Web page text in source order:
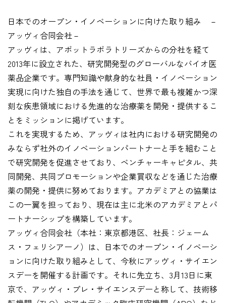
日本でのオープン・イノベーションに向けた取り組み －
アッヴィ合同会社－
アッヴィは、アボットラボラトリーズからの分社を経て
2013年に設立された、研究開発型のグローバルなバイオ医
薬品企業です。専門知識や献身的な社員・イノベーション
実現に向けた独自の手法を通じて、世界で最も複雑かつ深
刻な疾患領域における先進的な治療薬を開発・提供するこ
とをミッションに掲げています。
これを実現するため、アッヴィは社内における研究開発の
みならず社外のイノベーションパートナーと手を組むこと
で研究開発を促進させており、ベンチャーキャピタル、共
同開発、共同プロモーションや企業買収などを通じた治療
薬の開発・提供に努めております。アカデミアとの協業は
この一翼を担っており、現在は主に北米のアカデミアとパ
ートナーシップを構築しています。
アッヴィ合同会社（本社：東京都港区、社長：ジェーム
ス・フェリシアーノ）は、日本でのオープン・イノベーシ
ョンに向けた取り組みとして、今秋にアッヴィ・サイエン
スデーを開催する計画です。それに先立ち、3月13日に東
京で、アッヴィ・プレ・サイエンスデーと称して、技術移